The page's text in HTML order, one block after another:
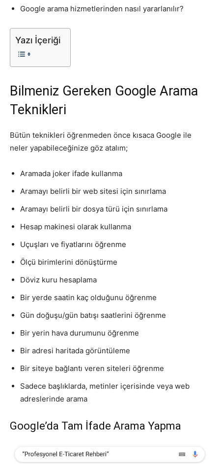
Google arama hizmetlerinden nasıl yararlanılır?
Yazı İçeriği
Bilmeniz Gereken Google Arama
Teknikleri
Bütün teknikleri öğrenmeden önce kısaca Google ile
neler yapabileceğinize göz atalım;
Aramada joker ifade kullanma
Aramayı belirli bir web sitesi için sınırlama
Aramayı belirli bir dosya türü için sınırlama
Hesap makinesi olarak kullanma
Uçuşları ve fiyatlarını öğrenme
Ölçü birimlerini dönüştürme
Döviz kuru hesaplama
Bir yerde saatin kaç olduğunu öğrenme
Gün doğuşu/gün batışı saatlerini öğrenme
Bir yerin hava durumunu öğrenme
Bir adresi haritada görüntüleme
Bir siteye bağlantı veren siteleri öğrenme
Sadece başlıklarda, metinler içerisinde veya web
adreslerinde arama
Google’da Tam İfade Arama Yapma